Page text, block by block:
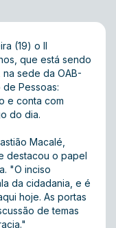
(19) o II
que está sendo
sede da OAB-
Pessoas:
e conta com
do dia.
Macalé,
destacou o papel
"O inciso
da cidadania, e é
hoje. As portas
de temas